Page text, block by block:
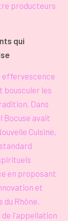
producteurs
qui
effervescence
bousculer les
Dans
Bocuse avait
Cuisine,
en proposant
et
Rhône,
de l'appellation